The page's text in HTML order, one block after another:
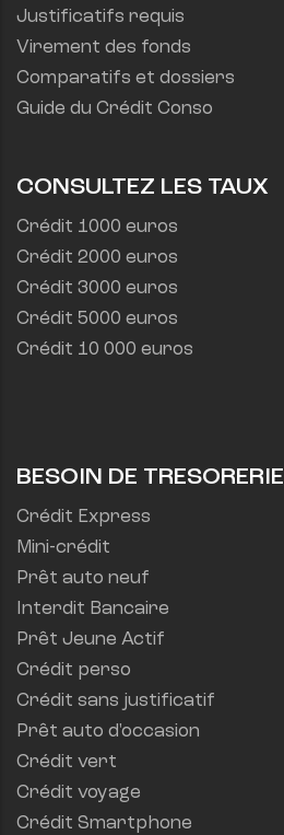
Justificatifs requis
Virement des fonds
Comparatifs et dossiers
Guide du Crédit Conso
CONSULTEZ LES TAUX
Crédit 1000 euros
Crédit 2000 euros
Crédit 3000 euros
Crédit 5000 euros
Crédit 10 000 euros
BESOIN DE TRESORERIE
Crédit Express
Mini-crédit
Prêt auto neuf
Interdit Bancaire
Prêt Jeune Actif
Crédit perso
Crédit sans justificatif
Prêt auto d'occasion
Crédit vert
Crédit voyage
Crédit Smartphone